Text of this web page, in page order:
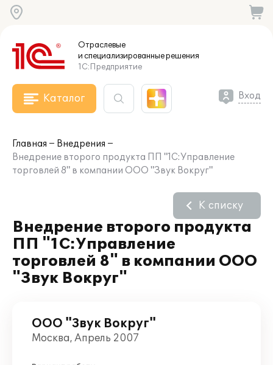
Отраслевые
и специализированныерешения
1С:Предприятие
Каталог Вход
Главная
Внедрения
Внедрение второго продукта ПП "1С:Управление
торговлей 8" в компании ООО "Звук Вокруг"
Внедрение второго продукта
ПП "1С:Управление
торговлей 8" в компании ООО
"Звук Вокруг"
К списку
ООО "Звук Вокруг"
Москва, Апрель 2007